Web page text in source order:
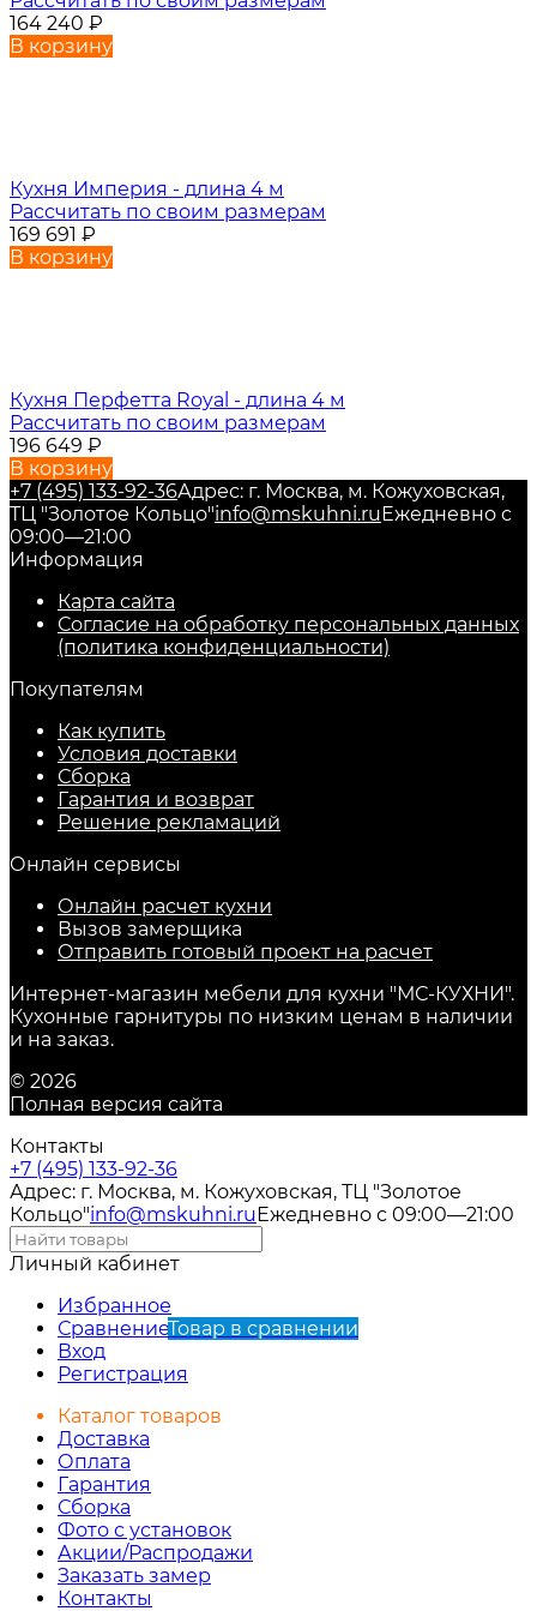
164 240 ₽
В корзину
Кухня Империя - длина 4 м
Рассчитать по своим размерам
169 691 ₽
В корзину
Кухня Перфетта Royal - длина 4 м
Рассчитать по своим размерам
196 649 ₽
В корзину
+7 (495) 133-92-36Адрес: г. Москва, м. Кожуховская,
ТЦ "Золотое Кольцо"info@mskuhni.ruЕжедневно с
09:00—21:00
Информация
Карта сайта
Согласие на обработку персональных данных
(политика конфиденциальности)
Покупателям
Как купить
Условия доставки
Сборка
Гарантия и возврат
Решение рекламаций
Онлайн сервисы
Онлайн расчет кухни
Вызов замерщика
Отправить готовый проект на расчет
Интернет-магазин мебели для кухни "МС-КУХНИ".
Кухонные гарнитуры по низким ценам в наличии
и на заказ.
© 2026
Полная версия сайта
Контакты
+7 (495) 133-92-36
Адрес: г. Москва, м. Кожуховская, ТЦ "Золотое
Кольцо"info@mskuhni.ruЕжедневно с 09:00—21:00
Личный кабинет
Избранное
СравнениеТовар в сравнении
Вход
Регистрация
Каталог товаров
Доставка
Оплата
Гарантия
Сборка
Фото с установок
Акции/Распродажи
Заказать замер
Контакты